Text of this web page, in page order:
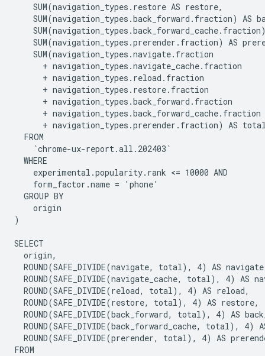
    SUM(navigation_types.restore AS restore,
SUM(navigation_types.back_forward.fraction) AS
SUM(navigation_types.prerender.fraction) AS
    SUM(navigation_types.navigate.fraction
      + navigation_types.navigate_cache.fraction
      + navigation_types.reload.fraction
      + navigation_types.restore.fraction
      + navigation_types.back_forward.fraction
      + navigation_types.back_forward_cache.fraction
+ navigation_types.prerender.fraction) AS
  FROM
    `chrome-ux-report.all.202403`
  WHERE
    experimental.popularity.rank <= 10000 AND
    form_factor.name = 'phone'
  GROUP BY
    origin
)
SELECT
  origin,
ROUND(SAFE_DIVIDE(navigate, total), 4) AS
ROUND(SAFE_DIVIDE(navigate_cache, total), 4) AS
  ROUND(SAFE_DIVIDE(reload, total), 4) AS reload,
  ROUND(SAFE_DIVIDE(restore, total), 4) AS restore,
ROUND(SAFE_DIVIDE(back_forward, total), 4) AS
ROUND(SAFE_DIVIDE(back_forward_cache, total), 4)
ROUND(SAFE_DIVIDE(prerender, total), 4) AS
FROM